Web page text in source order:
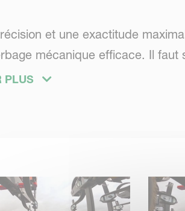
et une exactitude
mécanique efficace. Il
Avec Onyx, vous
des inter-rangs varie en
PLUS